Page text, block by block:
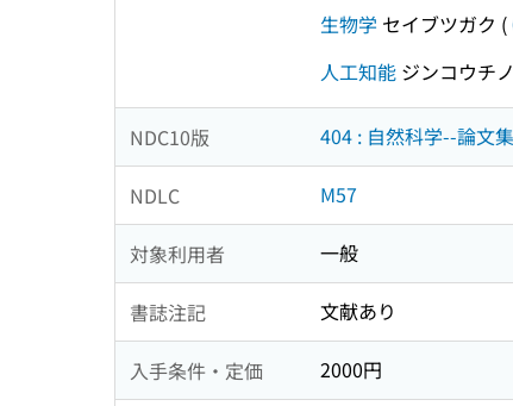
生物学 セイブツガク (
人工知能 ジンコウチ
NDC10版 404 : 自然科学--論文
NDLC M57
対象利用者 一般
書誌注記 文献あり
入手条件・定価 2000円